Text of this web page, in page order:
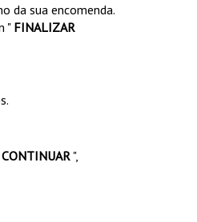
da sua encomenda.
" FINALIZAR
CONTINUAR ",